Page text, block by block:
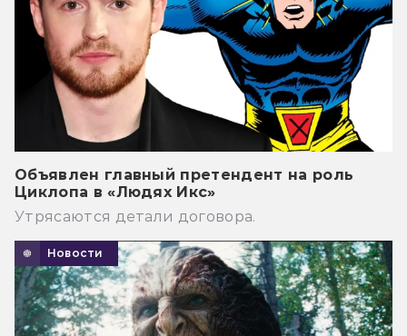
Объявлен главный претендент на роль
Циклопа в «Людях Икс»
Утрясаются детали договора.
Новости